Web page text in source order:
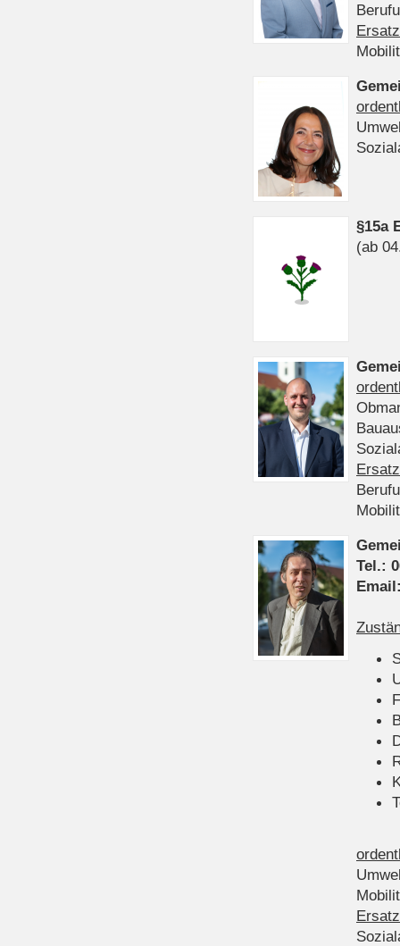
§15a
(ab
Tel.: